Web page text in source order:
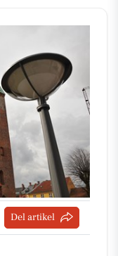
Del artikel